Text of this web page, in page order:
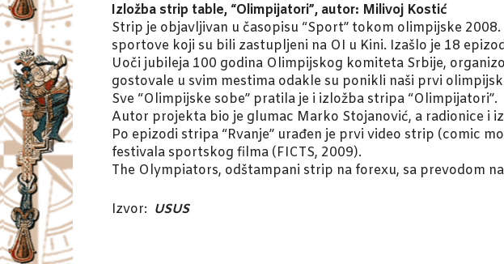
Izložba strip table, “Olimpijatori”, autor: Milivoj Kostić
Strip je objavljivan u časopisu “Sport” tokom olimpijske
sportove koji su bili zastupljeni na OI u Kini. Izašlo je 18
Uoči jubileja 100 godina Olimpijskog komiteta Srbije,
gostovale u svim mestima odakle su ponikli naši prvi
Sve “Olimpijske sobe” pratila je i izložba stripa “Olimpijatori”.
Autor projekta bio je glumac Marko Stojanović, a radionice i
Po epizodi stripa “Rvanje” urađen je prvi video strip (comic
festivala sportskog filma (FICTS, 2009).
The Olympiators, odštampani strip na forexu, sa prevodom
Izvor: USUS